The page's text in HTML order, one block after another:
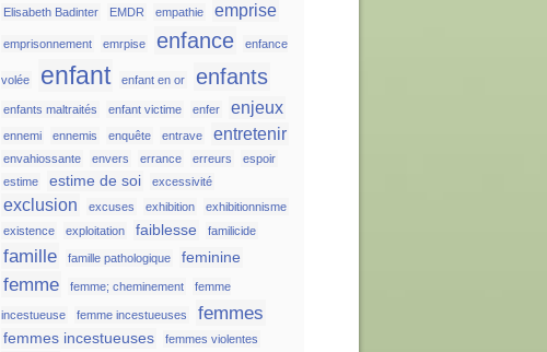
Elisabeth Badinter
EMDR empathie emprise
emprisonnement emrpise enfance enfance
volée enfant enfant en or enfants
enfants maltraités enfant victime enfer enjeux
ennemi ennemis enquête entrave entretenir
envahiossante envers errance erreurs
espoir
estime
estime de soi excessivité
exclusion excuses exhibition
exhibitionnisme
existence
exploitation faiblesse familicide
famille famille pathologique feminine
femme femme; cheminement femme
incestueuse femme incestueuses femmes
femmes incestueuses femmes violentes